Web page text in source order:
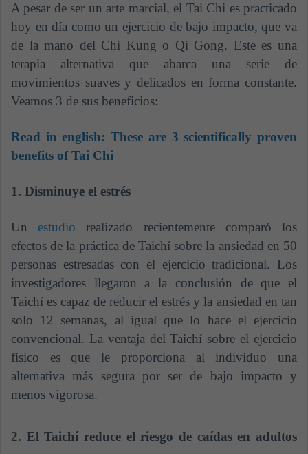
A pesar de ser un arte marcial, el Tai Chi es practicado
hoy en día como un ejercicio de bajo impacto, que va
de la mano del Chi Kung o Qi Gong. Este es una
terapia alternativa que abarca una serie de
movimientos suaves y delicados en forma constante.
Veamos 3 de sus beneficios:
Read in english:These are 3 scientifically proven
benefits of Tai Chi
1. Disminuye el estrés
Un estudio realizado recientemente comparó los
efectos de la práctica de Taichí sobre la ansiedad en 50
personas estresadas con el ejercicio tradicional. Los
investigadores llegaron a la conclusión de que el
Taichí es capaz de reducir el estrés y la ansiedad en tan
solo 12 semanas, al igual que lo hace el ejercicio
convencional. La ventaja del Taichí sobre el ejercicio
físico es que le proporciona al individuo una
alternativa más segura por ser de bajo impacto y
menos vigorosa.
2. El Taichí reduce el riesgo de caídas en adultos